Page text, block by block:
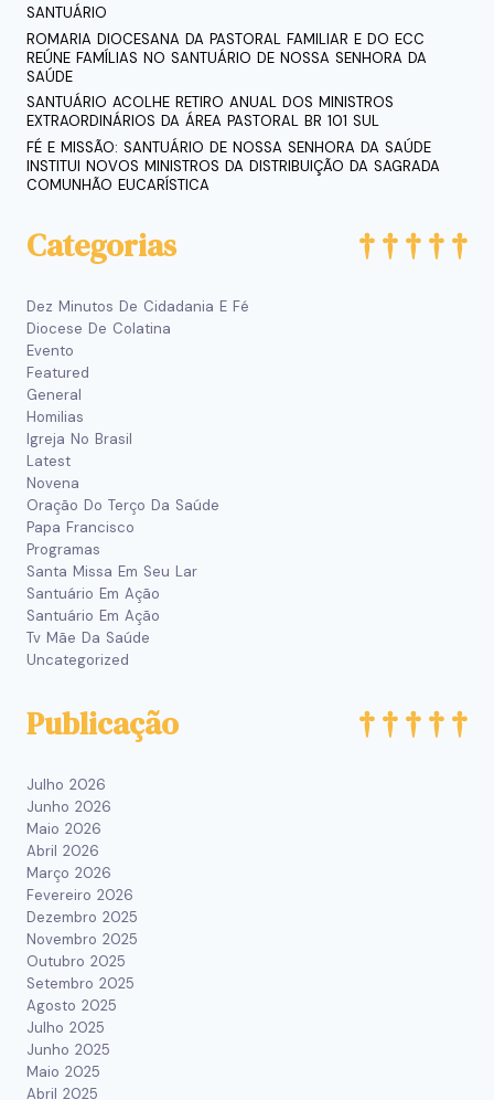
SANTUÁRIO
ROMARIA DIOCESANA DA PASTORAL FAMILIAR E DO ECC
REÚNE FAMÍLIAS NO SANTUÁRIO DE NOSSA SENHORA DA
SAÚDE
SANTUÁRIO ACOLHE RETIRO ANUAL DOS MINISTROS
EXTRAORDINÁRIOS DA ÁREA PASTORAL BR 101 SUL
FÉ E MISSÃO: SANTUÁRIO DE NOSSA SENHORA DA SAÚDE
INSTITUI NOVOS MINISTROS DA DISTRIBUIÇÃO DA SAGRADA
COMUNHÃO EUCARÍSTICA
Categorias
Dez Minutos De Cidadania E Fé
Diocese De Colatina
Evento
Featured
General
Homilias
Igreja No Brasil
Latest
Novena
Oração Do Terço Da Saúde
Papa Francisco
Programas
Santa Missa Em Seu Lar
Santuário Em Ação
Santuário Em Ação
Tv Mãe Da Saúde
Uncategorized
Publicação
Julho 2026
Junho 2026
Maio 2026
Abril 2026
Março 2026
Fevereiro 2026
Dezembro 2025
Novembro 2025
Outubro 2025
Setembro 2025
Agosto 2025
Julho 2025
Junho 2025
Maio 2025
Abril 2025